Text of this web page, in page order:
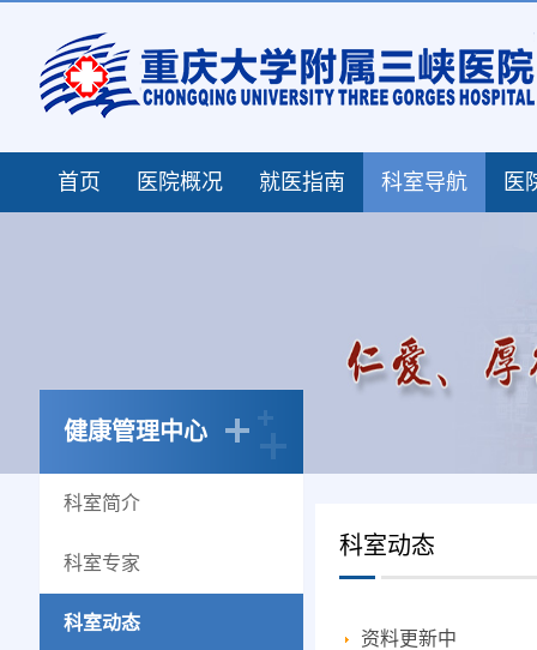
首页 医院概况 就医指南 科室导航 医
健康管理中心
科室简介
科室专家
科室动态
科室动态
资料更新中